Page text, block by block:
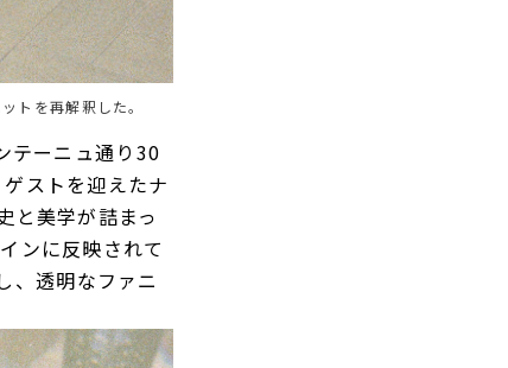
トを再解釈した。
テーニュ通り30
ストを迎えたナ
と美学が詰まっ
ンに反映されて
、透明なファニ